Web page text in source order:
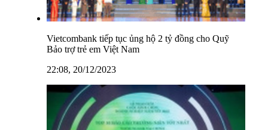
Vietcombank tiếp tục ủng hộ 2 tỷ đồng cho Quỹ
Bảo trợ trẻ em Việt Nam
22:08, 20/12/2023